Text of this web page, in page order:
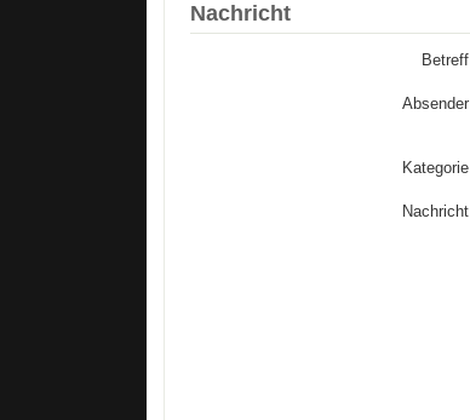
Nachricht
Betreff
Absender
Kategorie
Nachricht